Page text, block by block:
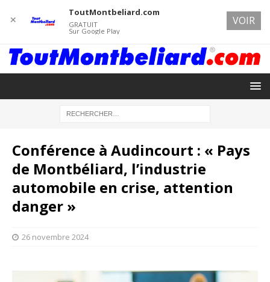
Conférence à Audincourt : « Pays
de Montbéliard, l’industrie
automobile en crise, attention
danger »
26 novembre 2024
✕
ToutMontbeliard.com
GRATUIT
Sur Google Play
VOIR